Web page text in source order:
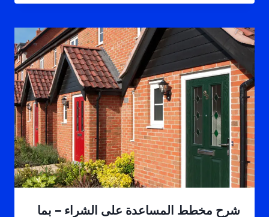
شرح مخطط المساعدة على الشراء – بما